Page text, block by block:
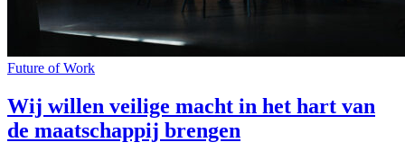
Future of Work
Wij willen veilige macht in het hart van
de maatschappij brengen